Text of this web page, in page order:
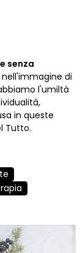
senza
di
l'umiltà
in queste
Tutto.